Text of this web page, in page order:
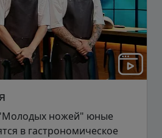
ножей" юные
в гастрономическое